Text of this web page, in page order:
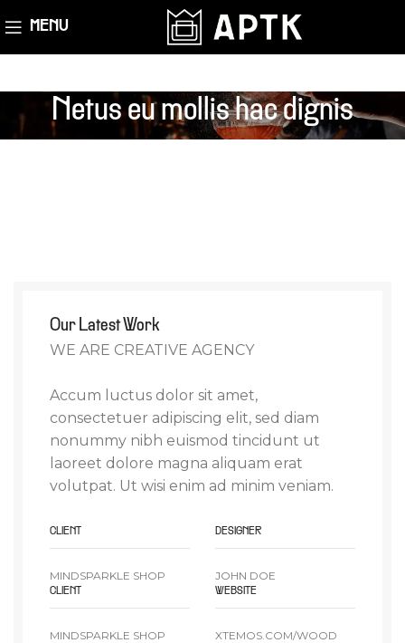
MENU
Netus eu mollis hac dignis
Our Latest Work
WE ARE CREATIVE AGENCY
Accum luctus dolor sit amet,
consectetuer adipiscing elit, sed diam
nonummy nibh euismod tincidunt ut
laoreet dolore magna aliquam erat
volutpat. Ut wisi enim ad minim veniam.
CLIENT
MINDSPARKLE SHOP
DESIGNER
JOHN DOE
CLIENT
MINDSPARKLE SHOP
WEBSITE
XTEMOS.COM/WOOD